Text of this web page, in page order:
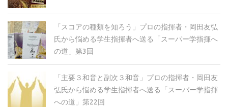
「スコアの種類を知ろう」プロの指揮者・岡田友弘
氏から悩める学生指揮者へ送る「スーパー学指揮へ
の道」第3回
「主要３和音と副次３和音」プロの指揮者・岡田友
弘氏から悩める学生指揮者へ送る「スーパー学指揮
への道」第22回